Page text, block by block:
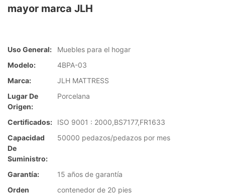
mayor marca JLH
Uso General:
Muebles para el hogar
Modelo:
4BPA-03
Marca:
JLH MATTRESS
Lugar De
Origen:
Porcelana
Certificados:
ISO 9001 : 2000,BS7177,FR1633
Capacidad
De
Suministro:
50000 pedazos/pedazos por mes
Garantía:
15 años de garantía
Orden
contenedor de 20 pies